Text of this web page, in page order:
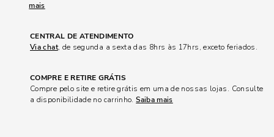
mais
CENTRAL DE ATENDIMENTO
Via chat, de segunda a sexta das 8hrs às 17hrs, exceto feriados.
COMPRE E RETIRE GRÁTIS
Compre pelo site e retire grátis em uma de nossas lojas. Consulte
a disponibilidade no carrinho.Saiba mais